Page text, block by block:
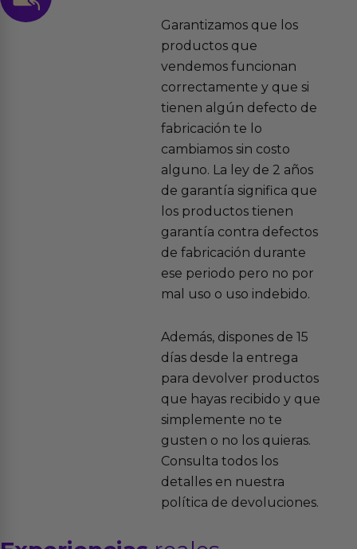
Garantizamos que los
productos que
vendemos funcionan
correctamente y que si
tienen algún defecto de
fabricación te lo
cambiamos sin costo
alguno. La ley de 2 años
de garantía significa que
los productos tienen
garantía contra defectos
de fabricación durante
ese periodo pero no por
mal uso o uso indebido.
Además, dispones de 15
días desde la entrega
para devolver productos
que hayas recibido y que
simplemente no te
gusten o no los quieras.
Consulta todos los
detalles en nuestra
política de devoluciones.